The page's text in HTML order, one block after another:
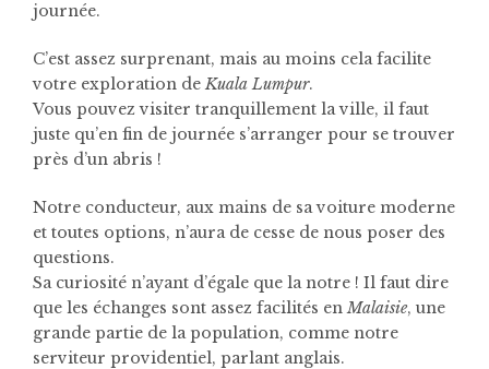
journée.
C’est assez surprenant, mais au moins cela facilite
votre exploration deKuala Lumpur.
Vous pouvez visiter tranquillement la ville, il faut
juste qu’en fin de journée s’arranger pour se trouver
près d’un abris !
Notre conducteur, aux mains de sa voiture moderne
et toutes options, n’aura de cesse de nous poser des
questions.
Sa curiosité n’ayant d’égale que la notre ! Il faut dire
que les échanges sont assez facilités enMalaisie, une
grande partie de la population, comme notre
serviteur providentiel, parlant anglais.